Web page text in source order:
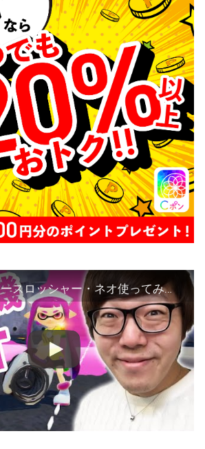
新武器スクリュースロッシャー・ネオ使ってみた！ヒカキンのスプラトゥーン/ Splatoon – Part11 – 実況プレイ